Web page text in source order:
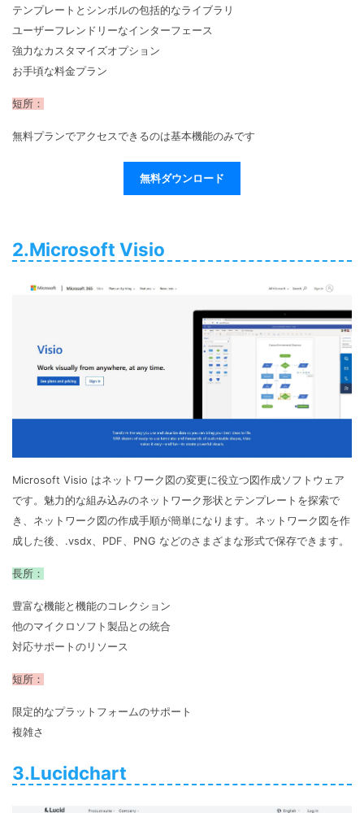
テンプレートとシンボルの包括的なライブラリ
ユーザーフレンドリーなインターフェース
強力なカスタマイズオプション
お手頃な料金プラン
短所：
無料プランでアクセスできるのは基本機能のみです
無料ダウンロード
2.Microsoft Visio
Microsoft Visio はネットワーク図の変更に役立つ図作成ソフトウェア
です。魅力的な組み込みのネットワーク形状とテンプレートを探索で
き、ネットワーク図の作成手順が簡単になります。ネットワーク図を作
成した後、.vsdx、PDF、PNG などのさまざまな形式で保存できます。
長所：
豊富な機能と機能のコレクション
他のマイクロソフト製品との統合
対応サポートのリソース
短所：
限定的なプラットフォームのサポート
複雑さ
3.Lucidchart